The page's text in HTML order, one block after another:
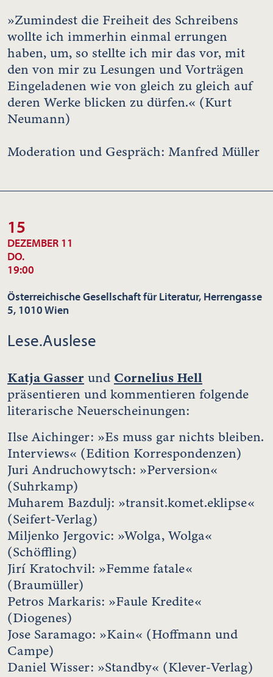
»Zumindest die Freiheit des Schreibens
wollte ich immerhin einmal errungen
haben, um, so stellte ich mir das vor, mit
den von mir zu Lesungen und Vorträgen
Eingeladenen wie von gleich zu gleich auf
deren Werke blicken zu dürfen.« (Kurt
Neumann)
Moderation und Gespräch: Manfred Müller
15
DEZEMBER 11
DO.
19:00
Österreichische Gesellschaft für Literatur, Herrengasse
5, 1010 Wien
Lese.Auslese
Katja Gasser und Cornelius Hell
präsentieren und kommentieren folgende
literarische Neuerscheinungen:
Ilse Aichinger: »Es muss gar nichts bleiben.
Interviews« (Edition Korrespondenzen)
Juri Andruchowytsch: »Perversion«
(Suhrkamp)
Muharem Bazdulj: »transit.komet.eklipse«
(Seifert-Verlag)
Miljenko Jergovic: »Wolga, Wolga«
(Schöffling)
Jirí Kratochvil: »Femme fatale«
(Braumüller)
Petros Markaris: »Faule Kredite«
(Diogenes)
Jose Saramago: »Kain« (Hoffmann und
Campe)
Daniel Wisser: »Standby« (Klever-Verlag)